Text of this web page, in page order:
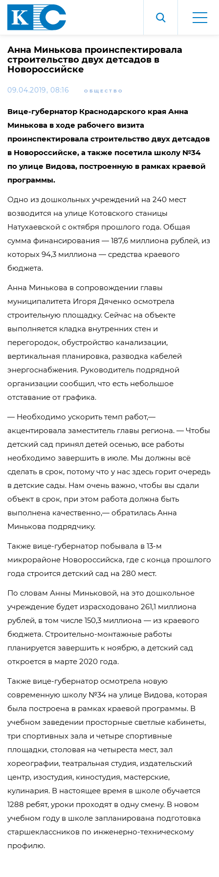
Анна Минькова проинспектировала
строительство двух детсадов в
Новороссийске
09.04.2019, 08:16 ОБЩЕСТВО
Вице-губернатор Краснодарского края Анна
Минькова в ходе рабочего визита
проинспектировала строительство двух детсадов
в Новороссийске, а также посетила школу №34
по улице Видова, построенную в рамках краевой
программы.
Одно из дошкольных учреждений на 240 мест
возводится на улице Котовского станицы
Натухаевской с октября прошлого года. Общая
сумма финансирования — 187,6 миллиона рублей, из
которых 94,3 миллиона — средства краевого
бюджета.
Анна Минькова в сопровождении главы
муниципалитета Игоря Дяченко осмотрела
строительную площадку. Сейчас на объекте
выполняется кладка внутренних стен и
перегородок, обустройство канализации,
вертикальная планировка, разводка кабелей
энергоснабжения. Руководитель подрядной
организации сообщил, что есть небольшое
отставание от графика.
— Необходимо ускорить темп работ,—
акцентировала заместитель главы региона. — Чтобы
детский сад принял детей осенью, все работы
необходимо завершить в июле. Мы должны всё
сделать в срок, потому что у нас здесь горит очередь
в детские сады. Нам очень важно, чтобы вы сдали
объект в срок, при этом работа должна быть
выполнена качественно,— обратилась Анна
Минькова подрядчику.
Также вице-губернатор побывала в 13-м
микрорайоне Новороссийска, где с конца прошлого
года строится детский сад на 280 мест.
По словам Анны Миньковой, на это дошкольное
учреждение будет израсходовано 261,1 миллиона
рублей, в том числе 150,3 миллиона — из краевого
бюджета. Строительно-монтажные работы
планируется завершить к ноябрю, а детский сад
откроется в марте 2020 года.
Также вице-губернатор осмотрела новую
современную школу №34 на улице Видова, которая
была построена в рамках краевой программы. В
учебном заведении просторные светлые кабинеты,
три спортивных зала и четыре спортивные
площадки, столовая на четыреста мест, зал
хореографии, театральная студия, издательский
центр, изостудия, киностудия, мастерские,
кулинария. В настоящее время в школе обучается
1288 ребят, уроки проходят в одну смену. В новом
учебном году в школе запланирована подготовка
старшеклассников по инженерно-техническому
профилю.